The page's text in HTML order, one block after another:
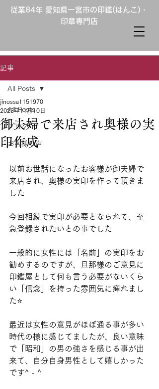
従業84年 愛知県一宮市の印鑑(はんこ)・
印章専門店
記事
All Posts
ブログ
お客様の声
All Posts
御夫婦で来店され奥様の実
印作成
jinossa1151970
2023年11月10日
以前お世話になったお客様が御夫婦で
来店され、奥様の実印を作って頂きま
した
今回相続で実印が必要となられて、至
急登録されたいとの事でした
一般的に女性には「名前」の実印をお
勧めするのですが、旦那様のご意見に
印鑑屋として何も言う必要がないくら
い「信念」を持った雰囲気に痺れまし
た⭐️
最近は女性の意見がほぼ通る事が多い
時代の様に感じてましたが、良い意味
で「昭和」の男の強さを感じる事が出
来て、自分自身男性として嬉しかった
です^ - ^